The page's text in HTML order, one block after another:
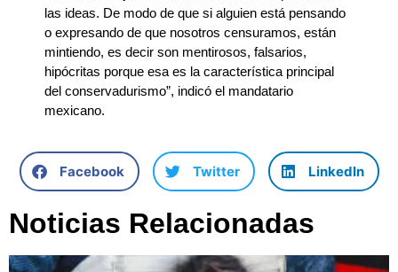
las ideas. De modo de que si alguien está pensando
o expresando de que nosotros censuramos, están
mintiendo, es decir son mentirosos, falsarios,
hipócritas porque esa es la característica principal
del conservadurismo”, indicó el mandatario
mexicano.
Facebook Twitter LinkedIn
Noticias Relacionadas